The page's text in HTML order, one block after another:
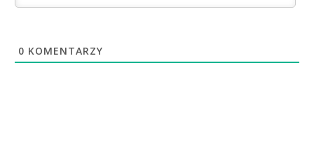
0 KOMENTARZY